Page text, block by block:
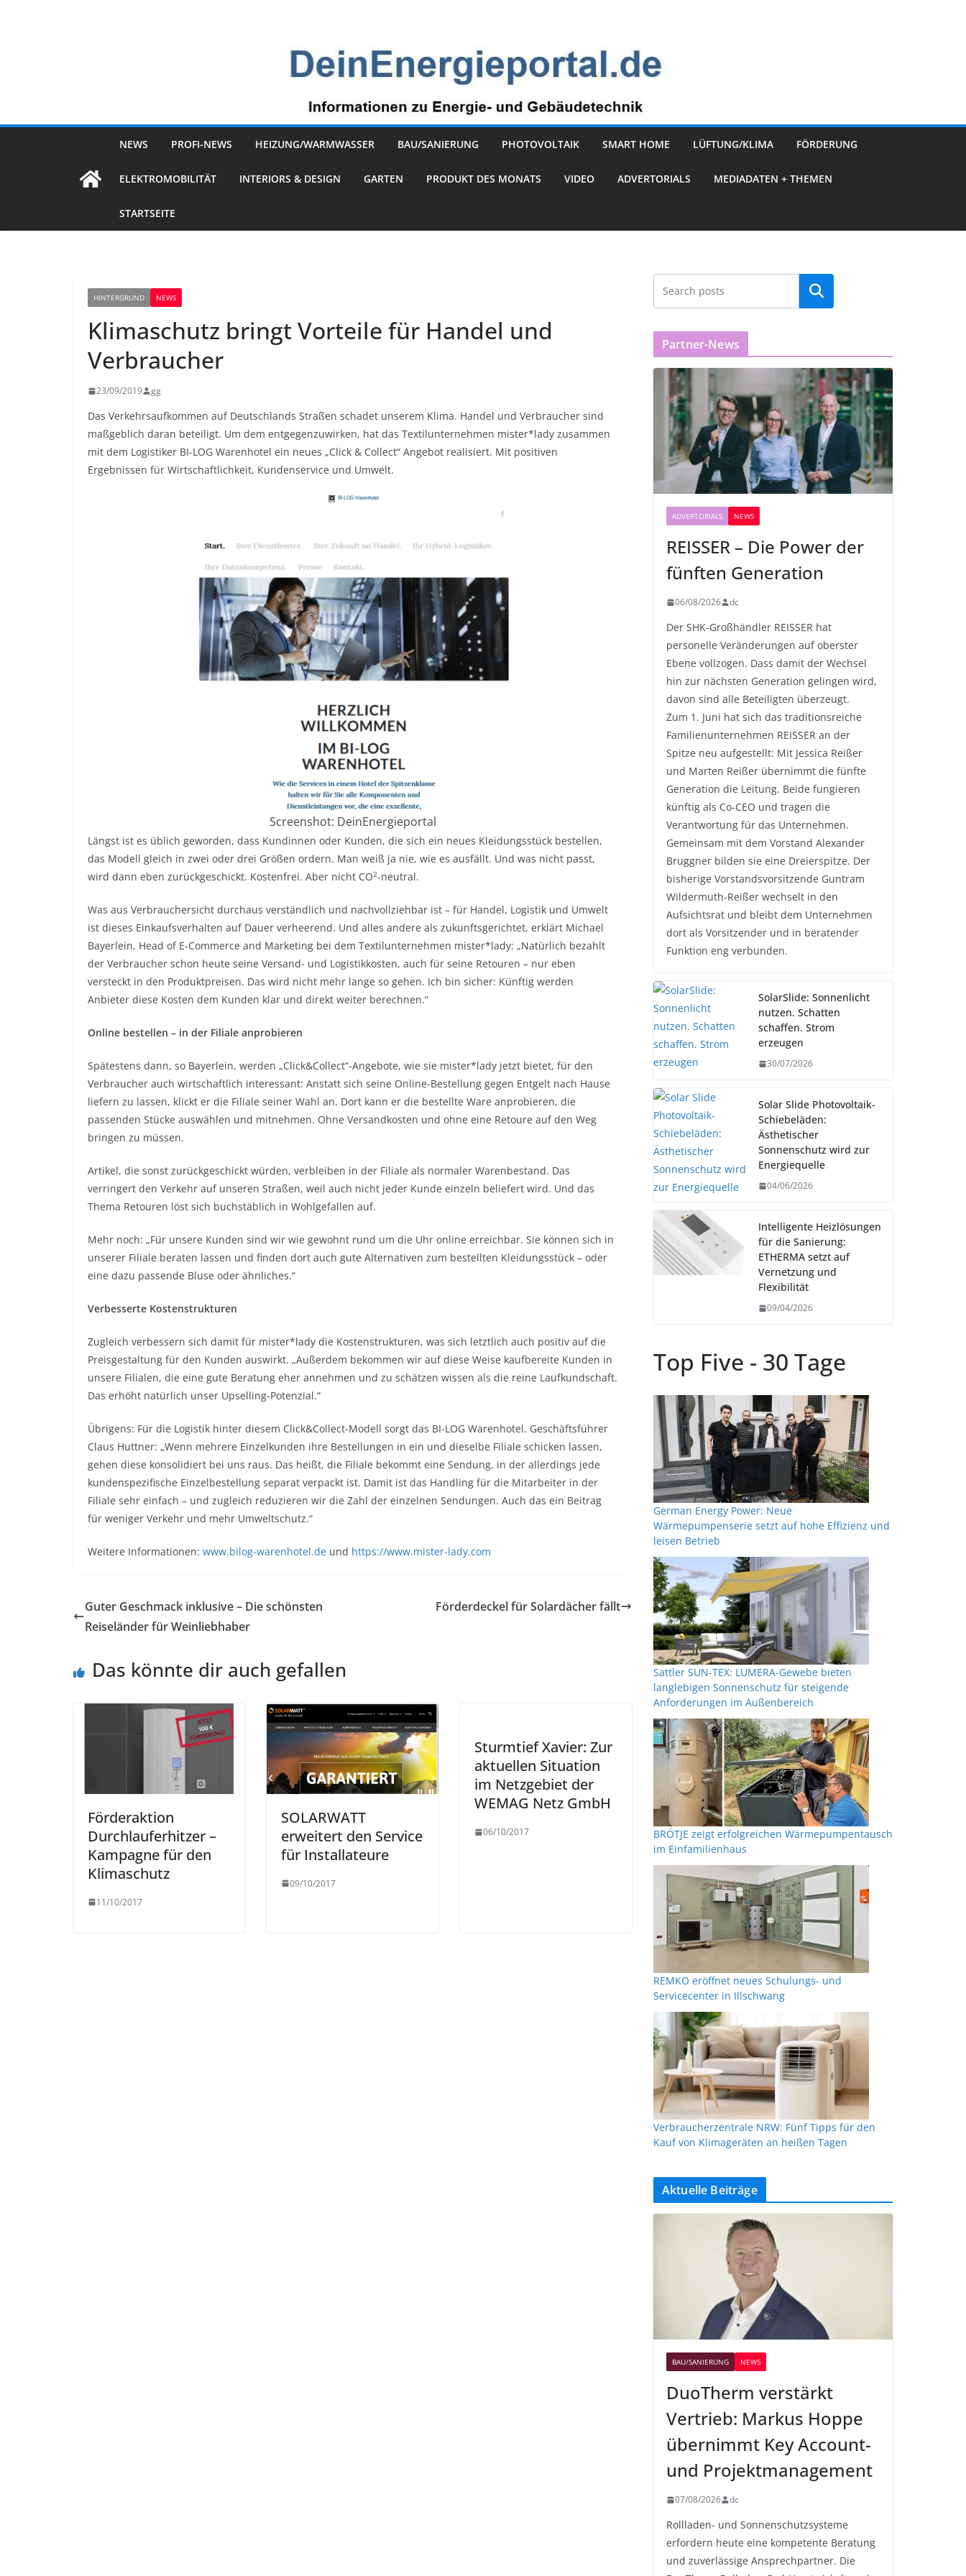
NEWS PROFI-NEWS HEIZUNG/WARMWASSER BAU/SANIERUNG PHOTOVOLTAIK SMART HOME LÜFTUNG/KLIMA FÖRDERUNG
ELEKTROMOBILITÄT INTERIORS & DESIGN GARTEN PRODUKT DES MONATS VIDEO ADVERTORIALS MEDIADATEN + THEMEN
STARTSEITE
HINTERGRUND NEWS
Klimaschutz bringt Vorteile für Handel und
Verbraucher
23/09/2019 gg
Das Verkehrsaufkommen auf Deutschlands Straßen schadet unserem Klima. Handel und Verbraucher sind
maßgeblich daran beteiligt. Um dem entgegenzuwirken, hat das Textilunternehmen mister*lady zusammen
mit dem Logistiker BI-LOG Warenhotel ein neues „Click & Collect“ Angebot realisiert. Mit positiven
Ergebnissen für Wirtschaftlichkeit, Kundenservice und Umwelt.
Screenshot: DeinEnergieportal
Längst ist es üblich geworden, dass Kundinnen oder Kunden, die sich ein neues Kleidungsstück bestellen,
das Modell gleich in zwei oder drei Größen ordern. Man weiß ja nie, wie es ausfällt. Und was nicht passt,
wird dann eben zurückgeschickt. Kostenfrei. Aber nicht CO2-neutral.
Was aus Verbrauchersicht durchaus verständlich und nachvollziehbar ist – für Handel, Logistik und Umwelt
ist dieses Einkaufsverhalten auf Dauer verheerend. Und alles andere als zukunftsgerichtet, erklärt Michael
Bayerlein, Head of E-Commerce and Marketing bei dem Textilunternehmen mister*lady: „Natürlich bezahlt
der Verbraucher schon heute seine Versand- und Logistikkosten, auch für seine Retouren – nur eben
versteckt in den Produktpreisen. Das wird nicht mehr lange so gehen. Ich bin sicher: Künftig werden
Anbieter diese Kosten dem Kunden klar und direkt weiter berechnen.“
Online bestellen – in der Filiale anprobieren
Spätestens dann, so Bayerlein, werden „Click&Collect“-Angebote, wie sie mister*lady jetzt bietet, für den
Verbraucher auch wirtschaftlich interessant: Anstatt sich seine Online-Bestellung gegen Entgelt nach Hause
liefern zu lassen, klickt er die Filiale seiner Wahl an. Dort kann er die bestellte Ware anprobieren, die
passenden Stücke auswählen und mitnehmen. Ohne Versandkosten und ohne eine Retoure auf den Weg
bringen zu müssen.
Artikel, die sonst zurückgeschickt würden, verbleiben in der Filiale als normaler Warenbestand. Das
verringert den Verkehr auf unseren Straßen, weil auch nicht jeder Kunde einzeln beliefert wird. Und das
Thema Retouren löst sich buchstäblich in Wohlgefallen auf.
Mehr noch: „Für unsere Kunden sind wir wie gewohnt rund um die Uhr online erreichbar. Sie können sich in
unserer Filiale beraten lassen und finden dort auch gute Alternativen zum bestellten Kleidungsstück – oder
eine dazu passende Bluse oder ähnliches.“
Verbesserte Kostenstrukturen
Zugleich verbessern sich damit für mister*lady die Kostenstrukturen, was sich letztlich auch positiv auf die
Preisgestaltung für den Kunden auswirkt. „Außerdem bekommen wir auf diese Weise kaufbereite Kunden in
unsere Filialen, die eine gute Beratung eher annehmen und zu schätzen wissen als die reine Laufkundschaft.
Das erhöht natürlich unser Upselling-Potenzial.“
Übrigens: Für die Logistik hinter diesem Click&Collect-Modell sorgt das BI-LOG Warenhotel. Geschäftsführer
Claus Huttner: „Wenn mehrere Einzelkunden ihre Bestellungen in ein und dieselbe Filiale schicken lassen,
gehen diese konsolidiert bei uns raus. Das heißt, die Filiale bekommt eine Sendung, in der allerdings jede
kundenspezifische Einzelbestellung separat verpackt ist. Damit ist das Handling für die Mitarbeiter in der
Filiale sehr einfach – und zugleich reduzieren wir die Zahl der einzelnen Sendungen. Auch das ein Beitrag
für weniger Verkehr und mehr Umweltschutz.“
Weitere Informationen: www.bilog-warenhotel.de und https://www.mister-lady.com
Guter Geschmack inklusive – Die schönsten
Reiseländer für Weinliebhaber
Förderdeckel für Solardächer fällt
Das könnte dir auch gefallen
Förderaktion
Durchlauferhitzer –
Kampagne für den
Klimaschutz
11/10/2017
SOLARWATT
erweitert den Service
für Installateure
09/10/2017
Sturmtief Xavier: Zur
aktuellen Situation
im Netzgebiet der
WEMAG Netz GmbH
06/10/2017
Partner-News
ADVERTORIALS NEWS
REISSER – Die Power der
fünften Generation
06/08/2026 dc
Der SHK-Großhändler REISSER hat
personelle Veränderungen auf oberster
Ebene vollzogen. Dass damit der Wechsel
hin zur nächsten Generation gelingen wird,
davon sind alle Beteiligten überzeugt.
Zum 1. Juni hat sich das traditionsreiche
Familienunternehmen REISSER an der
Spitze neu aufgestellt: Mit Jessica Reißer
und Marten Reißer übernimmt die fünfte
Generation die Leitung. Beide fungieren
künftig als Co-CEO und tragen die
Verantwortung für das Unternehmen.
Gemeinsam mit dem Vorstand Alexander
Bruggner bilden sie eine Dreierspitze. Der
bisherige Vorstandsvorsitzende Guntram
Wildermuth-Reißer wechselt in den
Aufsichtsrat und bleibt dem Unternehmen
dort als Vorsitzender und in beratender
Funktion eng verbunden.
SolarSlide: Sonnenlicht
nutzen. Schatten
schaffen. Strom
erzeugen
30/07/2026
Solar Slide Photovoltaik-
Schiebeläden:
Ästhetischer
Sonnenschutz wird zur
Energiequelle
04/06/2026
Intelligente Heizlösungen
für die Sanierung:
ETHERMA setzt auf
Vernetzung und
Flexibilität
09/04/2026
Top Five - 30 Tage
German Energy Power: Neue
Wärmepumpenserie setzt auf hohe Effizienz und
leisen Betrieb
Sattler SUN-TEX: LUMERA-Gewebe bieten
langlebigen Sonnenschutz für steigende
Anforderungen im Außenbereich
BRÖTJE zeigt erfolgreichen Wärmepumpentausch
im Einfamilienhaus
REMKO eröffnet neues Schulungs- und
Servicecenter in Illschwang
Verbraucherzentrale NRW: Fünf Tipps für den
Kauf von Klimageräten an heißen Tagen
Aktuelle Beiträge
BAU/SANIERUNG NEWS
DuoTherm verstärkt
Vertrieb: Markus Hoppe
übernimmt Key Account-
und Projektmanagement
07/08/2026 dc
Rollladen- und Sonnenschutzsysteme
erfordern heute eine kompetente Beratung
und zuverlässige Ansprechpartner. Die